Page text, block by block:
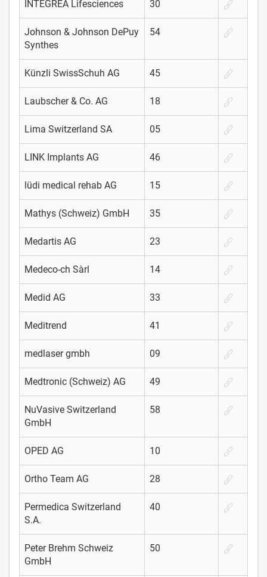
INTEGREA Lifesciences 30
Johnson & Johnson DePuy
Synthes
54
Künzli SwissSchuh AG 45
Laubscher & Co. AG 18
Lima Switzerland SA 05
LINK Implants AG 46
lüdi medical rehab AG 15
Mathys (Schweiz) GmbH 35
Medartis AG 23
Medeco-ch Sàrl 14
Medid AG 33
Meditrend 41
medlaser gmbh 09
Medtronic (Schweiz) AG 49
NuVasive Switzerland
GmbH
58
OPED AG 10
Ortho Team AG 28
Permedica Switzerland
S.A.
40
Peter Brehm Schweiz
GmbH
50